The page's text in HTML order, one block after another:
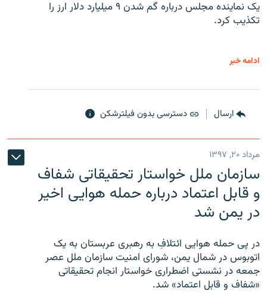
یک نماینده مجلس درباره گم شدن ۹ میلیارد دلار ارز را
تکذیب کرد.
ادامه خبر
ارسال دسترسی بدون فیلترشکن
مرداد ۲۰, ۱۳۹۷
سازمان ملل خواستار تحقیقاتی شفاف
و قابل اعتماد درباره حمله هوایی اخیر
در یمن شد
در پی حمله هوایی ائتلافِ به رهبری عربستان به یک
اتوبوس در شمال یمن، شورای امنیت سازمان ملل عصر
جمعه در نشستی اضطراری خواستار انجام تحقیقاتی
«شفاف و قابل اعتماد» شد.